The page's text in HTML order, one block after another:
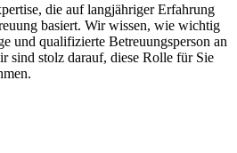
die auf langjähriger Erfahrung
basiert. Wir wissen, wie wichtig
und qualifizierte Betreuungsperson an
sind stolz darauf, diese Rolle für Sie